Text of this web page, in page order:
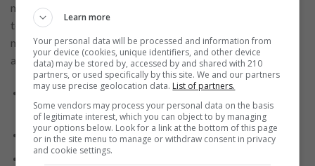
mercado, associadas com boas condições de trabalho para
todos. Do mesmo modo, os benefícios também podem
mudar dependendo desses fatores mencionados. Sendo
alguns deles:
Assistência Médica e Odontológica (Titular e
Dependentes);
Dr. C&A – Telemedicina e Teleterapias;
Bônus anual;
Learn more
Your personal data will be processed and information from
your device (cookies, unique identifiers, and other device
data) may be stored by, accessed by and shared with 210
partners, or used specifically by this site. We and our partners
may use precise geolocation data. List of partners.
Some vendors may process your personal data on the basis
of legitimate interest, which you can object to by managing
your options below. Look for a link at the bottom of this page
or in the site menu to manage or withdraw consent in privacy
and cookie settings.